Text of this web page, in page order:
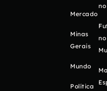
Mercado
Minas
Gerais
Mundo
Política
no